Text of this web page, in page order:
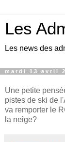
Les
Les news des
mardi 13 avril
Une petite
pistes de ski de
va remporter le
la neige?